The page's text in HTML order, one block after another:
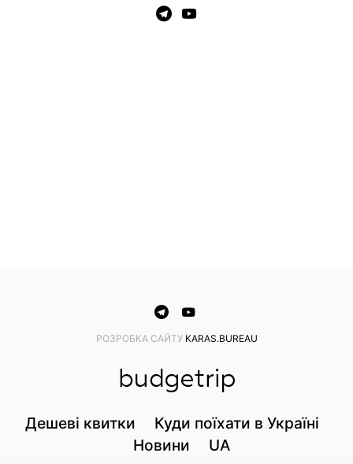
PОЗРОБКА САЙТУ KARAS.BUREAU
Дешеві квитки
Куди поїхати в Україні
Новини
UA